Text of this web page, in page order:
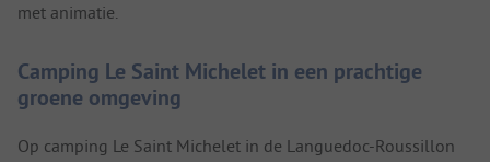
met animatie.
Camping Le Saint Michelet in een prachtige
groene omgeving
Op camping Le Saint Michelet in de Languedoc-Roussillon